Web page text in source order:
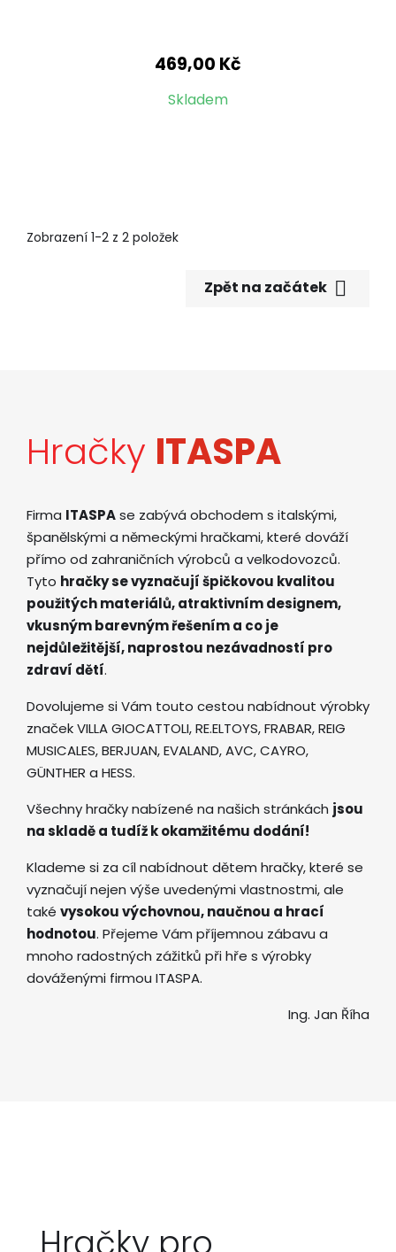
469,00 Kč
Skladem
Zobrazení 1-2 z 2 položek
Zpět na začátek 
Hračky ITASPA
Firma ITASPAse zabývá obchodem s italskými,
španělskými a německými hračkami, které dováží
přímo od zahraničních výrobců a velkodovozců.
Tyto hračky se vyznačují špičkovou kvalitou
použitých materiálů, atraktivním designem,
vkusným barevným řešením a co je
nejdůležitější, naprostou nezávadností pro
zdraví dětí.
Dovolujeme si Vám touto cestou nabídnout výrobky
značek VILLA GIOCATTOLI, RE.ELTOYS, FRABAR, REIG
MUSICALES, BERJUAN, EVALAND, AVC, CAYRO,
GÜNTHER a HESS.
Všechny hračky nabízené na našich stránkách jsou
na skladě a tudíž k okamžitému dodání!
Klademe si za cíl nabídnout dětem hračky, které se
vyznačují nejen výše uvedenými vlastnostmi, ale
také vysokou výchovnou, naučnou a hrací
hodnotou. Přejeme Vám příjemnou zábavu a
mnoho radostných zážitků při hře s výrobky
dováženými firmou ITASPA.
Ing. Jan Říha